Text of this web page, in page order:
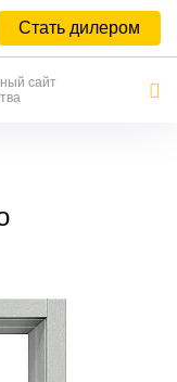
Стать дилером
сайт